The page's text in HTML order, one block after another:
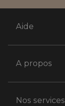
Aide
A propos
Nos services